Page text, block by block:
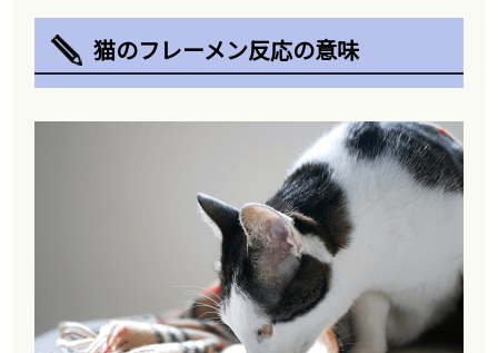
猫のフレーメン反応の意味